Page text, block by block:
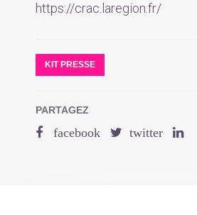
https://crac.laregion.fr/
KIT PRESSE
PARTAGEZ